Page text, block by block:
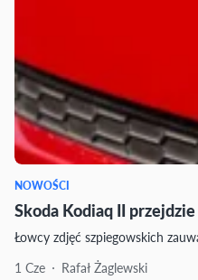
NOWOŚCI
Skoda Kodiaq II
Łowcy zdjęć szpiegowskich
1 Cze
Rafał Żaglewski